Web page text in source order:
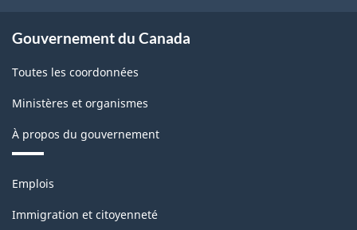
Gouvernement du Canada
Toutes les coordonnées
Ministères et organismes
À propos du gouvernement
Thèmes
sujets
Emplois
Immigration et citoyenneté